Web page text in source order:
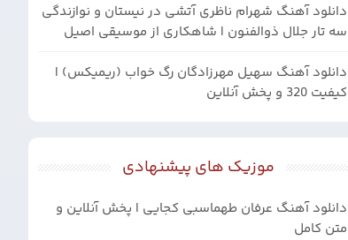
دانلود آهنگ شهرام ناظری آتشی در نیستان و نوازندگی
سه تار جلال ذوالفنون | شاهکاری از موسیقی اصیل
دانلود آهنگ سهیل مهرزادگان رگ خواب (ریمیکس) |
کیفیت 320 و پخش آنلاین
موزیک های پیشنهادی
دانلود آهنگ عرفان طهماسبی کجایی | پخش آنلاین و
متن کامل